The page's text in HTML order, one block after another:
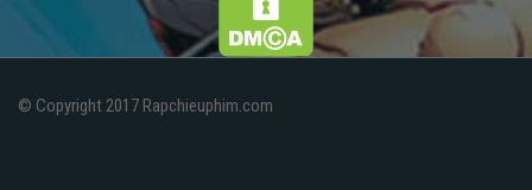
© Copyright 2017 Rapchieuphim.com